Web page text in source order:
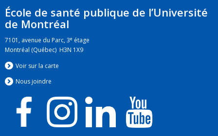
École de santé publique de l’Université
de Montréal
7101, avenue du Parc, 3e étage
Montréal (Québec) H3N 1X9
Voir sur la carte
Nous joindre